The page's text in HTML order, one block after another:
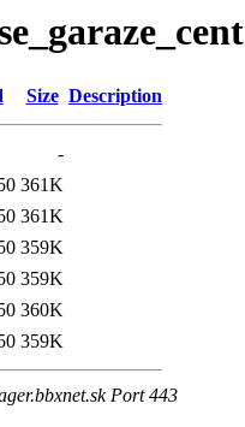
Size Description
-
361K
361K
359K
359K
360K
359K
Port 443